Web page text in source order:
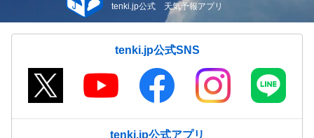
tenki.jp公式 天気予報アプリ
tenki.jp公式SNS
tenki.jp公式アプリ